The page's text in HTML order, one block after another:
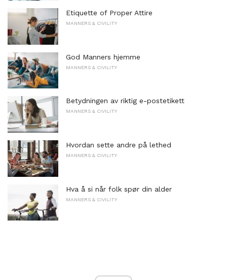
Etiquette of Proper Attire
MANNERS & CIVILITY
God Manners hjemme
MANNERS & CIVILITY
Betydningen av riktig e-postetikett
MANNERS & CIVILITY
Hvordan sette andre på lethed
MANNERS & CIVILITY
Hva å si når folk spør din alder
MANNERS & CIVILITY